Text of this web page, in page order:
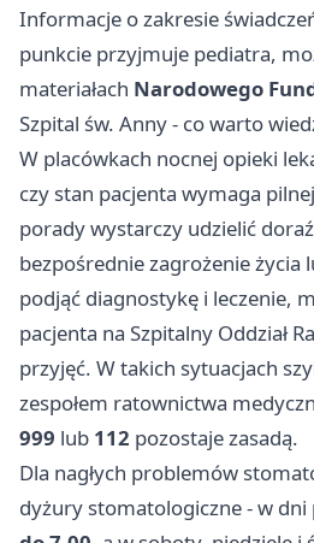
Informacje o zakresie
punkcie przyjmuje pediatra,
materiałach Narodowego
Szpital św. Anny - co warto
W placówkach nocnej opieki
czy stan pacjenta wymaga
porady wystarczy udzielić
bezpośrednie zagrożenie
podjąć diagnostykę i leczenie,
pacjenta na Szpitalny Oddział
przyjęć. W takich sytuacjach
zespołem ratownictwa
999 lub 112 pozostaje zasadą.
Dla nagłych problemów
dyżury stomatologiczne - w dni